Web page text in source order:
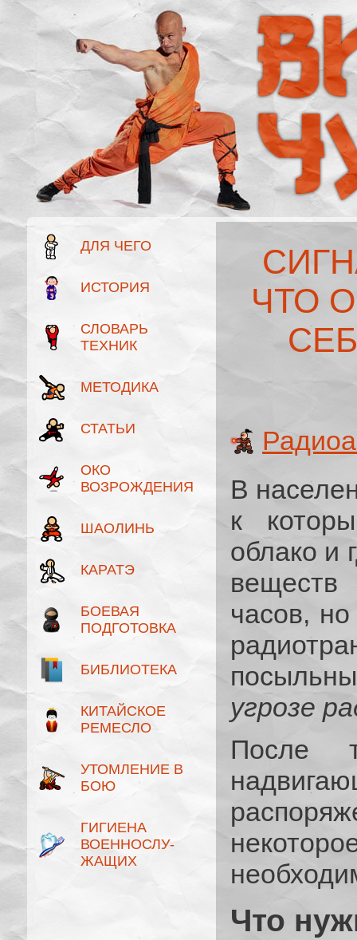
ДЛЯ ЧЕГО
ИСТОРИЯ
СЛОВАРЬ
ТЕХНИК
МЕТОДИКА
СТАТЬИ
ОКО
ВОЗРОЖДЕНИЯ
ШАОЛИНЬ
КАРАТЭ
БОЕВАЯ
ПОДГОТОВКА
БИБЛИОТЕКА
КИТАЙСКОЕ
РЕМЕСЛО
УТОМЛЕНИЕ В
БОЮ
ГИГИЕНА
ВОЕННОСЛУ­
ЖАЩИХ
ЧТО
В
к
облако и
веществ
часов,
угрозе
После
Что